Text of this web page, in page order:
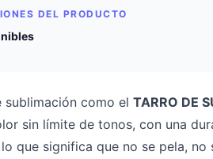
DEL PRODUCTO
sublimación como el TARRO DE
sin límite de tonos, con una
que significa que no se pela,